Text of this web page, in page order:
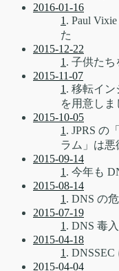
2016-01-16
1 . Paul
た
2015-12-22
1 . 子供た
2015-11-07
1 . 移転イ
を用意しま
2015-10-05
1 . JPRS の
ラム」は悪
2015-09-14
1 . 今年も
2015-08-14
1 . DNS の
2015-07-19
1 . DNS 毒
2015-04-18
1 .
2015-04-04